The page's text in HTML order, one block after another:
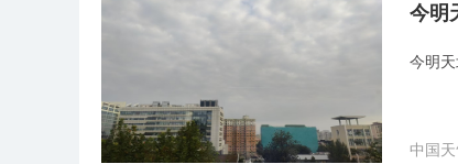
今明
今明
中国天